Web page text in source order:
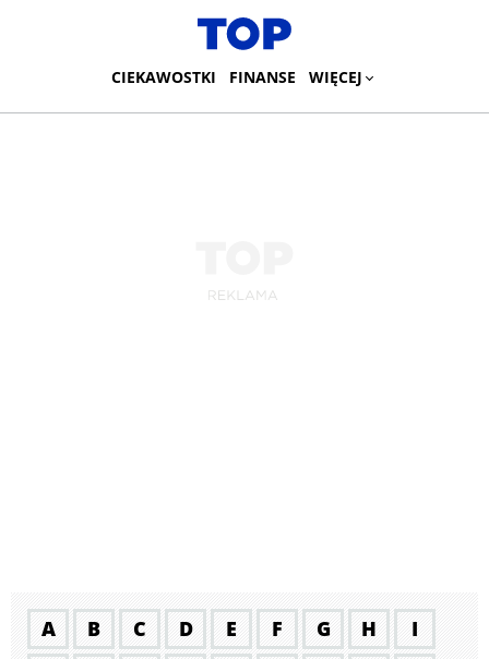
CIEKAWOSTKI FINANSE WIĘCEJ
A B C D E F G H
I